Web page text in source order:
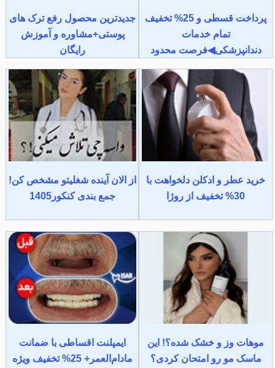
پرداخت قسطی و 25% تخفیف
تمام خدمات
دندانپزشکی◀فرصت محدود
جدیدترین محصول رفع ترک های
پوستی+مشاوره و آموزش
رایگان
خرید عطر و ادکلن دلخواهت با
30% تخفیف از روژا
از الان آینده شغلیتو مشخص کن!
جمع بندی کنکور1405
موهات وز و خشک شده؟! این
ماسک مو رو امتحان کردی؟
ایمپلنت اقساطی با ضمانت
مادام‌العمر+ 25% تخفیف ویژه